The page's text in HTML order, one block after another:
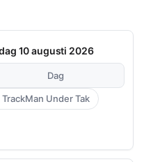
10 augusti 2026
Dag
TrackMan Under Tak